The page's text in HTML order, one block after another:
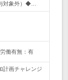
対象外）◆…
働有無：有
計画チャレンジ